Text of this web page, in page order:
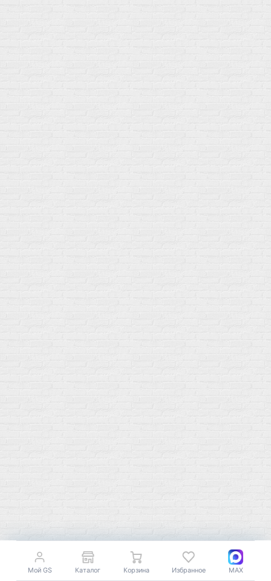
Изотоники в порошке
Минералы
Основные минералы
Кальций & магний
Мой GS Каталог Корзина Избранное MAX